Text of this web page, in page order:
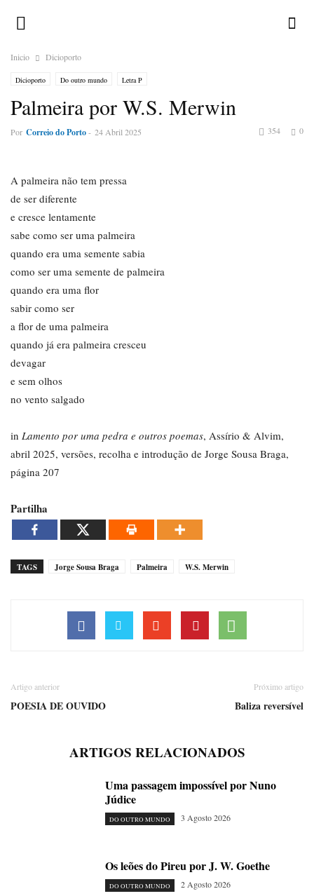
Inicio Dicioporto
Dicioporto Do outro mundo Letra P
Palmeira por W.S. Merwin
Por Correio do Porto- 24 Abril 2025 0
354
A palmeira não tem pressa
de ser diferente
e cresce lentamente
sabe como ser uma palmeira
quando era uma semente sabia
como ser uma semente de palmeira
quando era uma flor
sabir como ser
a flor de uma palmeira
quando já era palmeira cresceu
devagar
e sem olhos
no vento salgado
in Lamento por uma pedra e outros poemas, Assírio & Alvim,
abril 2025, versões, recolha e introdução de Jorge Sousa Braga,
página 207
Partilha
TAGS Jorge Sousa Braga Palmeira W.S. Merwin
Artigo anterior
POESIA DE OUVIDO
Próximo artigo
Baliza reversível
ARTIGOS RELACIONADOS
Uma passagem impossível por Nuno
Júdice
DO OUTRO MUNDO 3 Agosto 2026
Os leões do Pireu por J. W. Goethe
DO OUTRO MUNDO 2 Agosto 2026